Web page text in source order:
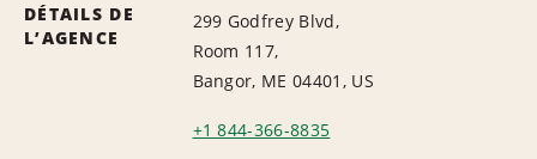
DÉTAILS DE
L’AGENCE
299 Godfrey Blvd,
Room 117,
Bangor, ME 04401, US
+1 844-366-8835